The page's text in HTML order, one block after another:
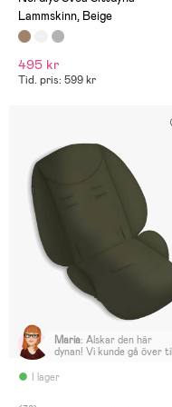
Lammskinn, Beige
495 kr
Tid. pris: 599 kr
I lager
Maria: Älskar den här
dynan! Vi kunde gå över till
den här. Den är fast